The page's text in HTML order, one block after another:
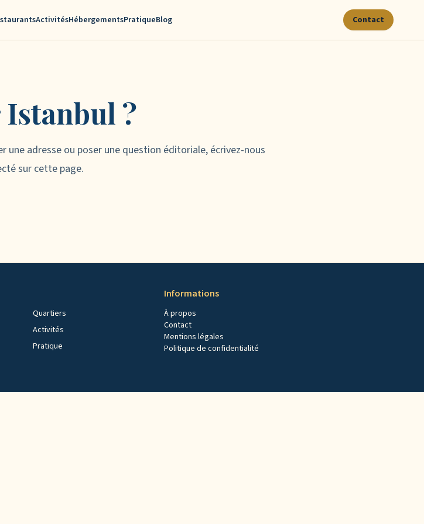
ActivitésHébergementsPratiqueBlog Contact
?
une adresse ou poser une question éditoriale, écrivez-nous
sur cette page.
Quartiers
Activités
Pratique
Informations
À propos
Contact
Mentions légales
Politique de confidentialité